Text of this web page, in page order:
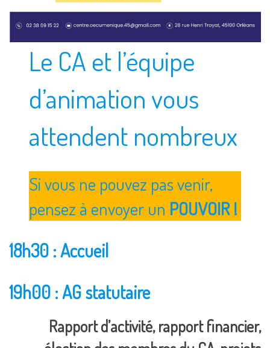
Le CA et l’équipe
d’animation vous
attendent nombreux
Si vous ne pouvez pas venir,
pensez à envoyer un POUVOIR !
18h30 : Accueil
19h00 : AG statutaire
Rapport d’activité, rapport financier,